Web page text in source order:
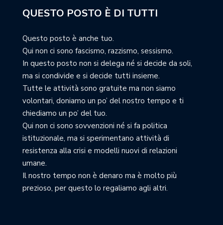
QUESTO POSTO È DI TUTTI
Questo posto è anche tuo.
Qui non ci sono fascismo, razzismo, sessismo.
In questo posto non si delega né si decide da soli,
ma si condivide e si decide tutti insieme.
Tutte le attività sono gratuite ma non siamo
volontari, doniamo un po’ del nostro tempo e ti
chiediamo un po’ del tuo.
Qui non ci sono sovvenzioni né si fa politica
istituzionale, ma si sperimentano attività di
resistenza alla crisi e modelli nuovi di relazioni
umane.
Il nostro tempo non è denaro ma è molto più
prezioso, per questo lo regaliamo agli altri.